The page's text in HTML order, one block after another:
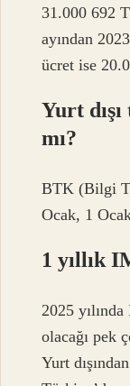
31.000 692
ayından
ücret ise
Yurt
mı?
BTK (Bilgi
Ocak, 1
1 yıllık
2025
olacağı pek
Yurt